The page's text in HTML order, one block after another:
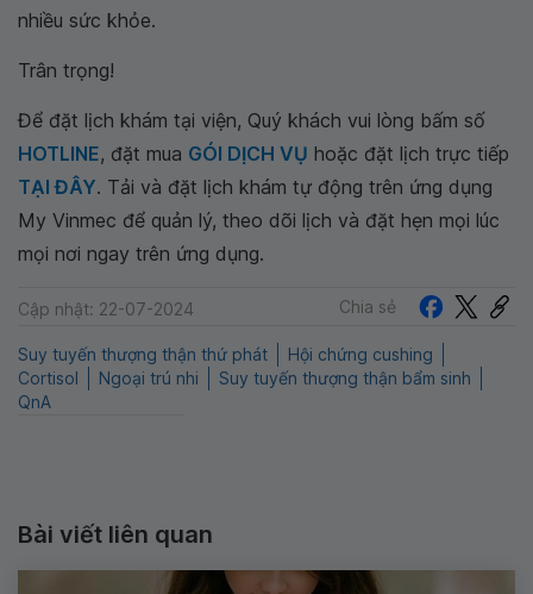
nhiều sức khỏe.
Trân trọng!
Để đặt lịch khám tại viện, Quý khách vui lòng bấm số
HOTLINE, đặt mua GÓI DỊCH VỤ hoặc đặt lịch trực tiếp
TẠI ĐÂY. Tải và đặt lịch khám tự động trên ứng dụng
My Vinmec để quản lý, theo dõi lịch và đặt hẹn mọi lúc
mọi nơi ngay trên ứng dụng.
Cập nhật: 22-07-2024 Chia sẻ
Suy tuyến thượng thận thứ phát
Hội chứng cushing
Cortisol
Ngoại trú nhi
Suy tuyến thượng thận bẩm sinh
QnA
Bài viết liên quan